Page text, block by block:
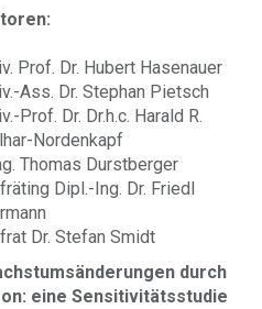
Prof. Dr. Hubert Hasenauer
Ass. Dr. Stephan Pietsch
Prof. Dr. Dr.h.c. Harald R.
Nordenkapf
Thomas Durstberger
Dipl.-Ing. Dr. Friedl
Dr. Stefan Smidt
durch
eine Sensitivitätsstudie